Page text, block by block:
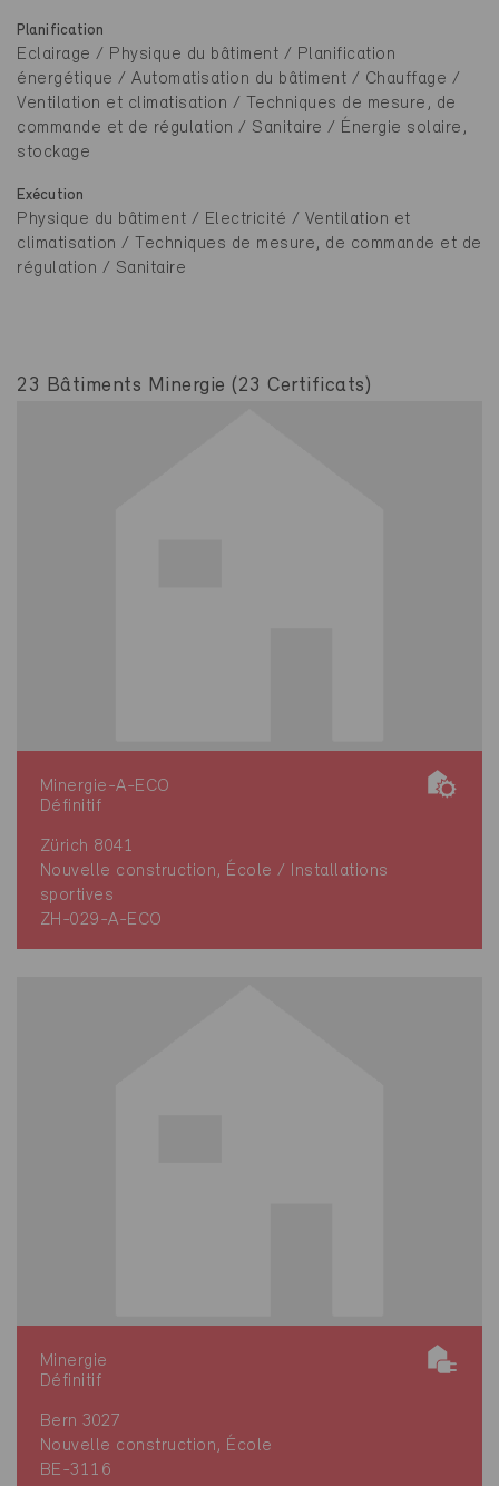
Planification
Eclairage / Physique du bâtiment / Planification
énergétique / Automatisation du bâtiment / Chauffage /
Ventilation et climatisation / Techniques de mesure, de
commande et de régulation / Sanitaire / Énergie solaire,
stockage
Exécution
Physique du bâtiment / Electricité / Ventilation et
climatisation / Techniques de mesure, de commande et de
régulation / Sanitaire
23 Bâtiments Minergie (23 Certificats)
Minergie-A-ECO
Définitif
Zürich 8041
Nouvelle construction, École / Installations
sportives
ZH-029-A-ECO
Minergie
Définitif
Bern 3027
Nouvelle construction, École
BE-3116